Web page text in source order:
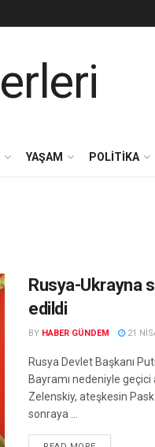
YAŞAM POLITIKA
Rusya-Ukrayna
edildi
BY HABER GÜNDEM 21
Rusya Devlet Başkanı
Bayramı nedeniyle
Zelenskiy, ateşkesin
sonraya ...